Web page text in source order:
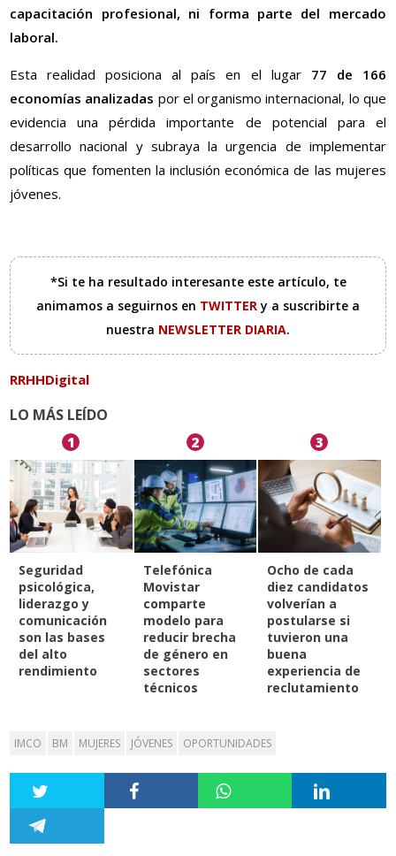
capacitación profesional, ni forma parte del mercado
laboral.
Esta realidad posiciona al país en el lugar 77 de 166
economías analizadas por el organismo internacional, lo que
evidencia una pérdida importante de potencial para el
desarrollo nacional y subraya la urgencia de implementar
políticas que fomenten la inclusión económica de las mujeres
jóvenes.
*Si te ha resultado interesante este artículo, te
animamos a seguirnos en TWITTERy a suscribirte a
nuestra NEWSLETTER DIARIA.
RRHHDigital
LO MÁS LEÍDO
1
Seguridad
psicológica,
liderazgo y
comunicación
son las bases
del alto
rendimiento
2
Telefónica
Movistar
comparte
modelo para
reducir brecha
de género en
sectores
técnicos
3
Ocho de cada
diez candidatos
volverían a
postularse si
tuvieron una
buena
experiencia de
reclutamiento
IMCO BM MUJERES JÓVENES OPORTUNIDADES